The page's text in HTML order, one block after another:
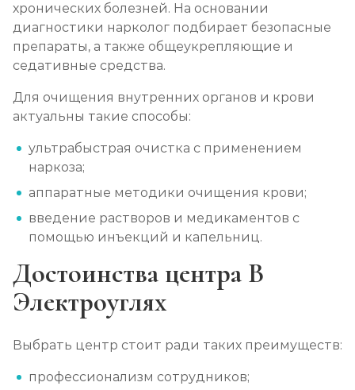
Реабилитация наркозависимых подростков
Записаться
Ресоциализация наркоманов
хронических болезней. На основании
диагностики нарколог подбирает безопасные
препараты, а также общеукрепляющие и
седативные средства.
Для очищения внутренних органов и крови
актуальны такие способы:
ультрабыстрая очистка с применением
наркоза;
аппаратные методики очищения крови;
введение растворов и медикаментов с
помощью инъекций и капельниц.
Достоинства центра В
Электроуглях
Выбрать центр стоит ради таких преимуществ:
профессионализм сотрудников;